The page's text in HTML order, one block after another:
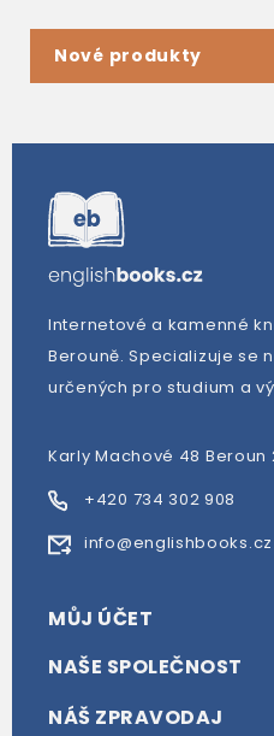
Nové produkty
Internetové a kamenné
Berouně. Specializuje se
určených pro studium a
Karly Machové 48 Beroun
+420 734 302 908
info@englishbooks.cz
MŮJ ÚČET
NAŠE SPOLEČNOST
NÁŠ ZPRAVODAJ